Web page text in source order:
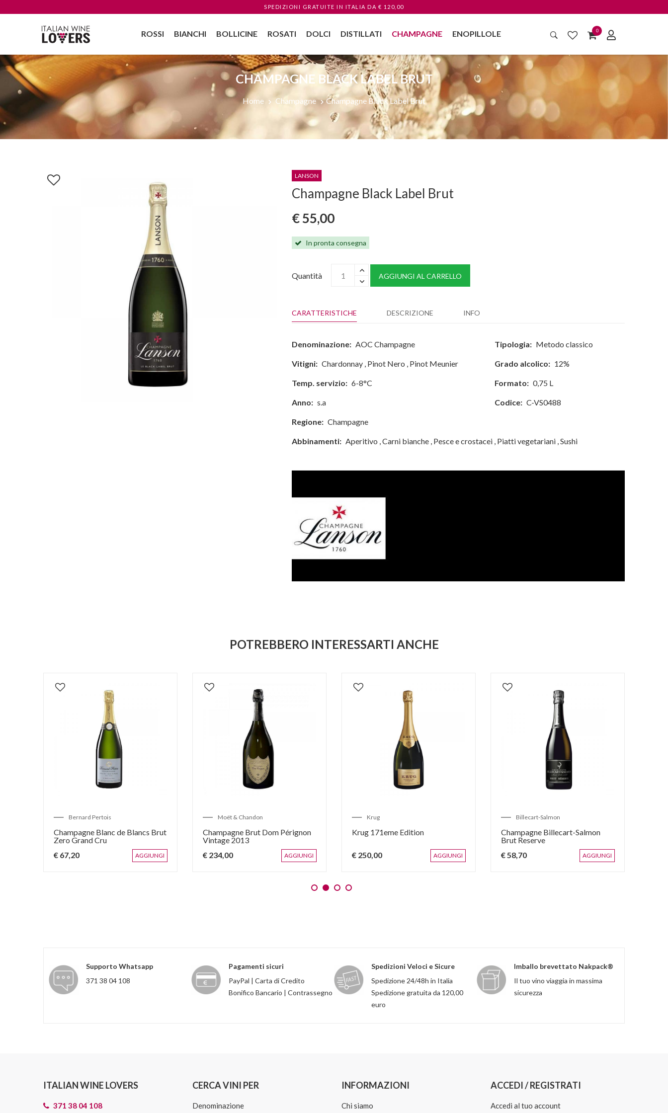
SPEDIZIONI GRATUITE IN ITALIA DA € 120,00
ROSSI BIANCHI BOLLICINE ROSATI DOLCI DISTILLATI CHAMPAGNE ENOPILLOLE 0
CHAMPAGNE BLACK LABEL BRUT
Home Champagne Champagne Black Label Brut
LANSON
Champagne Black Label Brut
€ 55,00
In pronta consegna
Quantità AGGIUNGI AL CARRELLO
CARATTERISTICHE DESCRIZIONE INFO
Denominazione: AOC Champagne
Vitigni: Chardonnay , Pinot Nero , Pinot Meunier
Temp. servizio: 6-8°C
Anno: s.a
Regione: Champagne
Tipologia: Metodo classico
Grado alcolico: 12%
Formato: 0,75 L
Codice: C-VS0488
Abbinamenti: Aperitivo ,Carni bianche , Pesce e crostacei , Piatti vegetariani ,Sushi
POTREBBERO INTERESSARTI ANCHE
AGGIUNGI
Bernard Pertois
Champagne Blanc de Blancs Brut
Zero Grand Cru
€ 67,20
AGGIUNGI
Moët & Chandon
Champagne Brut Dom Pérignon
Vintage 2013
€ 234,00
AGGIUNGI
Krug
Krug 171eme Edition
€ 250,00 AGGIUNGI
Billecart-Salmon
Champagne Billecart-Salmon
Brut Reserve
€ 58,70
Supporto Whatsapp
371 38 04 108
Pagamenti sicuri
PayPal | Carta di Credito
Bonifico Bancario | Contrassegno
Spedizioni Veloci e Sicure
Spedizione 24/48h in Italia
Spedizione gratuita da 120,00
euro
Imballo brevettato Nakpack®
Il tuo vino viaggia in massima
sicurezza
ITALIAN WINE LOVERS
371 38 04 108
CERCA VINI PER
Denominazione
INFORMAZIONI
Chi siamo
ACCEDI / REGISTRATI
Accedi al tuo account